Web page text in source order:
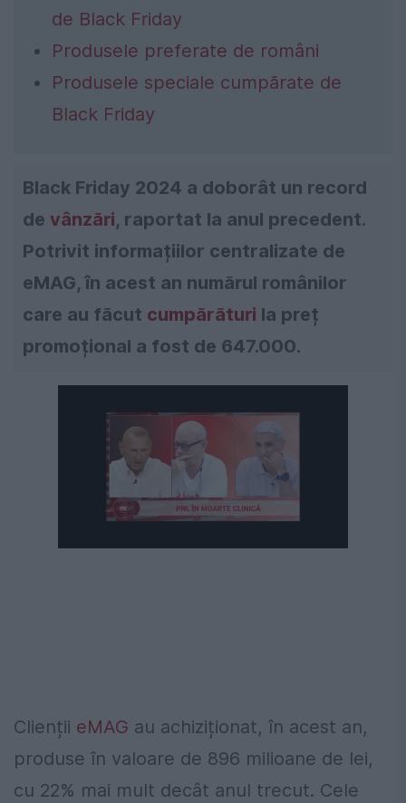
de Black Friday
Produsele preferate de români
Produsele speciale cumpărate de
Black Friday
Black Friday 2024 a doborât un record
de vânzări, raportat la anul precedent.
Potrivit informațiilor centralizate de
eMAG, în acest an numărul românilor
care au făcut cumpărături la preț
promoțional a fost de 647.000.
Clienții eMAG au achiziționat, în acest an,
produse în valoare de 896 milioane de lei,
cu 22% mai mult decât anul trecut. Cele